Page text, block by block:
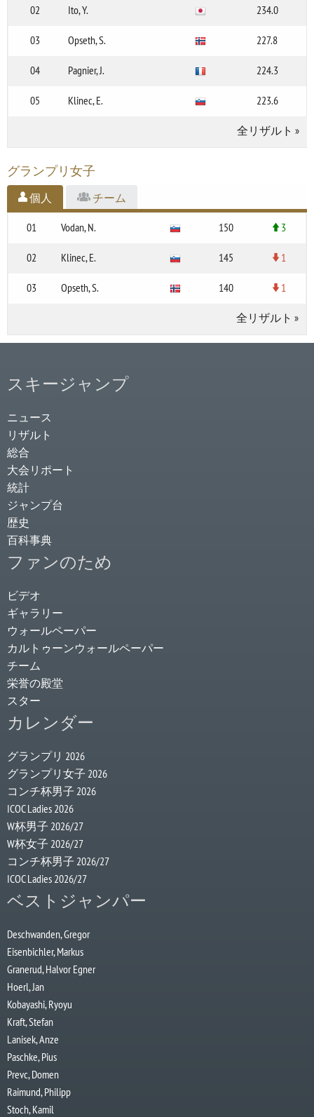
02 Ito, Y. 234.0
03 Opseth, S. 227.8
04 Pagnier, J. 224.3
05 Klinec, E. 223.6
全リザルト »
グランプリ女子
個人 チーム
01 Vodan, N. 150 3
02 Klinec, E. 145 1
03 Opseth, S. 140 1
全リザルト »
スキージャンプ
ニュース
リザルト
総合
大会リポート
統計
ジャンプ台
歴史
百科事典
ファンのため
ビデオ
ギャラリー
ウォールペーパー
カルトゥーンウォールペーパー
チーム
栄誉の殿堂
スター
カレンダー
グランプリ 2026
グランプリ女子 2026
コンチ杯男子 2026
ICOC Ladies 2026
W杯男子 2026/27
W杯女子 2026/27
コンチ杯男子 2026/27
ICOC Ladies 2026/27
ベストジャンパー
Deschwanden, Gregor
Eisenbichler, Markus
Granerud, Halvor Egner
Hoerl, Jan
Kobayashi, Ryoyu
Kraft, Stefan
Lanisek, Anze
Paschke, Pius
Prevc, Domen
Raimund, Philipp
Stoch, Kamil